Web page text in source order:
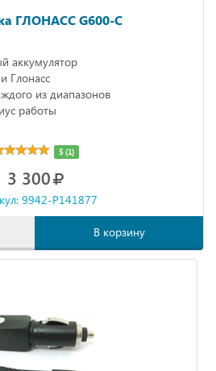
ГЛОНАСС G600-C
аккумулятор
Глонасс
из диапазонов
работы
5 (1)
3 300
9942-P141877
В корзину